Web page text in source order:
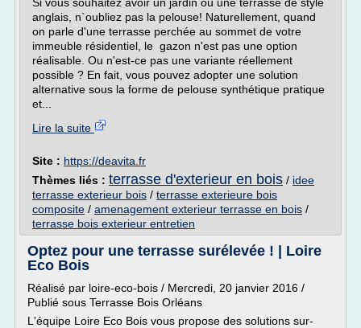
anglais, n`oubliez pas la pelouse! Naturellement, quand
on parle d'une terrasse perchée au sommet de votre
immeuble résidentiel, le gazon n'est pas une option
réalisable. Ou n'est-ce pas une variante réellement
possible ? En fait, vous pouvez adopter une solution
alternative sous la forme de pelouse synthétique pratique
et...
Lire la suite
Site : https://deavita.fr
Thèmes liés : terrasse d'exterieur en bois / idee
terrasse exterieur bois / terrasse exterieure bois
composite / amenagement exterieur terrasse en bois /
terrasse bois exterieur entretien
Optez pour une terrasse surélevée ! | Loire
Eco Bois
Réalisé par loire-eco-bois / Mercredi, 20 janvier 2016 /
Publié sous Terrasse Bois Orléans
L'équipe Loire Eco Bois vous propose des solutions sur-